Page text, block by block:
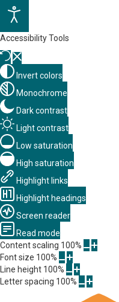
Accessibility Tools
Invert colors
Monochrome
Dark contrast
Light contrast
Low saturation
High saturation
Highlight links
Highlight headings
Screen reader
Read mode
Content scaling 100%
Font size 100%
Line height 100%
Letter spacing 100%